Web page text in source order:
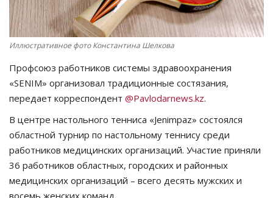
РАЗВЛЕЧЕНИЯ
OFFICIAL
Курултай
Язык
Қазақша Русский
Иллюстративное фото Константина Шелкова
Профсоюз работников системы здравоохранения
«SENIM» организовал традиционные состязания,
передает корреспондент @Pavlodarnews.kz.
В центре настольного тенниса «Jenimpaz» состоялся
областной турнир по настольному теннису среди
работников медицинских организаций. Участие приняли
36 работников областных, городских и районных
медицинских организаций – всего десять мужских и